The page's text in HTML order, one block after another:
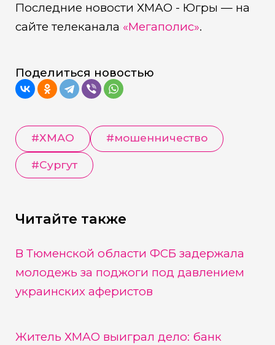
Последние новости ХМАО - Югры — на
сайте телеканала «Мегаполис».
Поделиться новостью
#ХМАО #мошенничество
#Сургут
Читайте также
В Тюменской области ФСБ задержала
молодежь за поджоги под давлением
украинских аферистов
Житель ХМАО выиграл дело: банк